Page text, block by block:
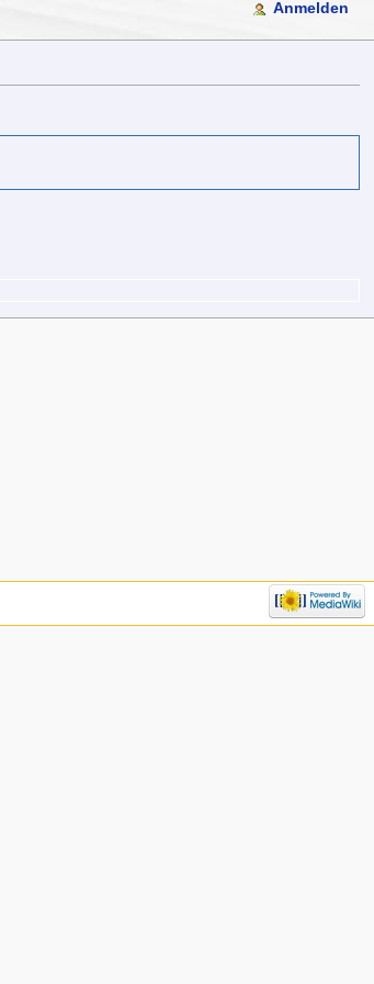
Anmelden